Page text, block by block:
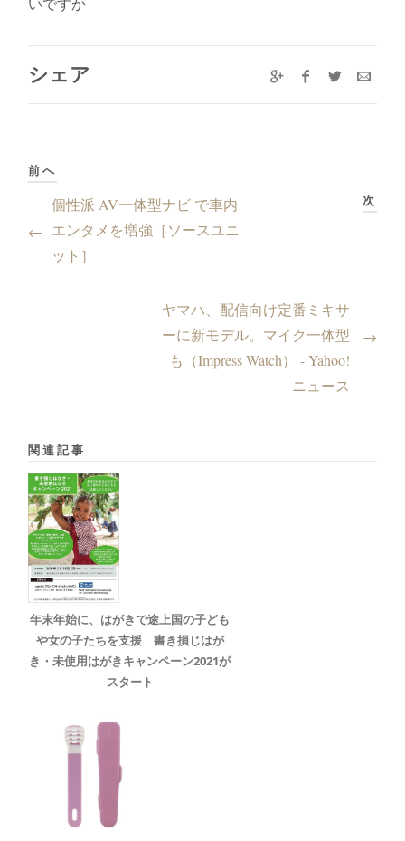
シェア
前へ
←
個性派 AV一体型ナビ で車内
エンタメを増強［ソースユニ
ット］
次
ヤマハ、配信向け定番ミキサ
ーに新モデル。マイク一体型
も（Impress Watch） - Yahoo!
ニュース
→
関連記事
年末年始に、はがきで途上国の子ども
や女の子たちを支援 書き損じはが
き・未使用はがきキャンペーン2021が
スタート